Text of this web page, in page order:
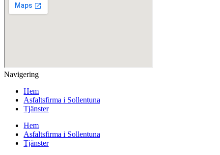
Navigering
Hem
Asfaltsfirma i Sollentuna
Tjänster
Hem
Asfaltsfirma i Sollentuna
Tjänster